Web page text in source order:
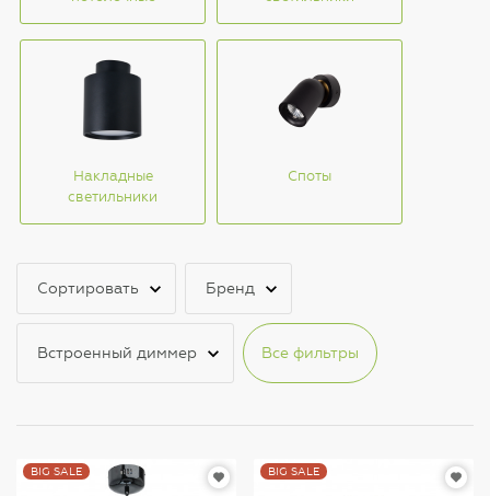
Накладные
светильники
Споты
Сортировать Бренд
Встроенный диммер Все фильтры
BIG SALE BIG SALE